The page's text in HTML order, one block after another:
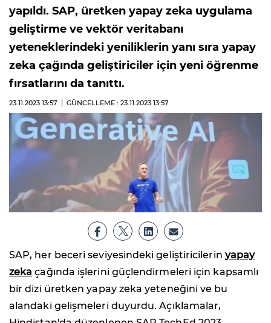
yapıldı. SAP, üretken yapay zeka uygulama
geliştirme ve vektör veritabanı
yeteneklerindeki yeniliklerin yanı sıra yapay
zeka çağında geliştiriciler için yeni öğrenme
fırsatlarını da tanıttı.
23.11.2023 13:57 GÜNCELLEME : 23.11.2023 13:57
SAP, her beceri seviyesindeki geliştiricilerin yapay
zeka çağında işlerini güçlendirmeleri için kapsamlı
bir dizi üretken yapay zeka yeteneğini ve bu
alandaki gelişmeleri duyurdu. Açıklamalar,